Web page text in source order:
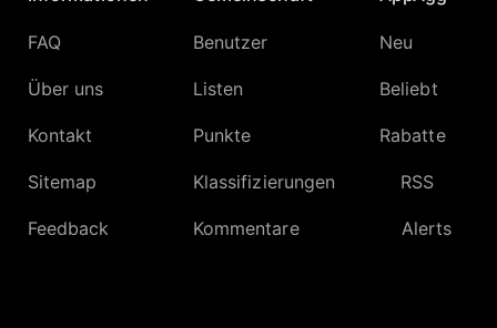
FAQ
Über uns
Kontakt
Sitemap
Feedback
Benutzer
Listen
Punkte
Klassifizierungen
Kommentare
Neu
Beliebt
Rabatte
RSS
Alerts